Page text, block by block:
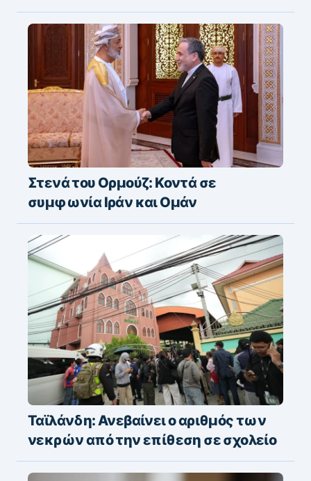
Στενά του Ορμούζ: Κοντά σε
συμφωνία Ιράν και Ομάν
Ταϊλάνδη: Ανεβαίνει ο αριθμός των
νεκρών από την επίθεση σε σχολείο